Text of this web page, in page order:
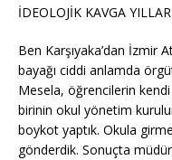
İDEOLOJİK KAVGA
Ben Karşıyaka’dan İzmir
bayağı ciddi anlamda
Mesela, öğrencilerin
birinin okul yönetim
boykot yaptık. Okula
gönderdik. Sonuçta